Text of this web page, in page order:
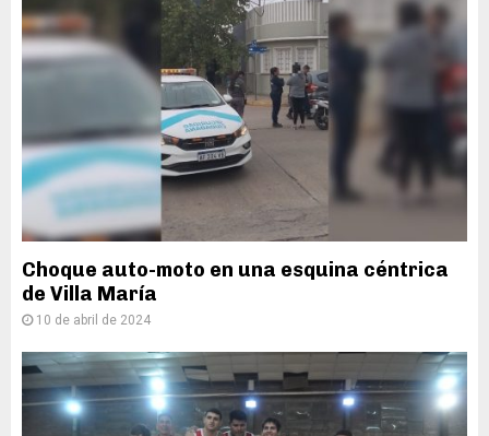
Choque auto-moto en una esquina céntrica
de Villa María
10 de abril de 2024